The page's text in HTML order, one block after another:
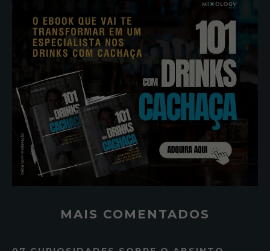
MAIS COMENTADOS